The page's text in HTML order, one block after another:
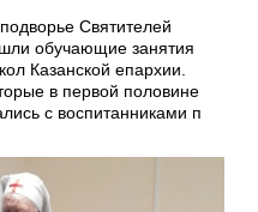
Святителей
обучающие занятия
Казанской епархии.
в первой половине
с воспитанниками п